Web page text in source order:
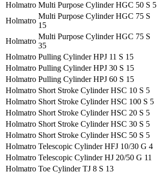
Holmatro Multi Purpose Cylinder HGC 50 S 5
Holmatro
Multi Purpose Cylinder HGC 75 S
15
Holmatro
Multi Purpose Cylinder HGC 75 S
35
Holmatro Pulling Cylinder HPJ 11 S 15
Holmatro Pulling Cylinder HPJ 30 S 15
Holmatro Pulling Cylinder HPJ 60 S 15
Holmatro Short Stroke Cylinder HSC 10 S 5
Holmatro Short Stroke Cylinder HSC 100 S 5
Holmatro Short Stroke Cylinder HSC 20 S 5
Holmatro Short Stroke Cylinder HSC 30 S 5
Holmatro Short Stroke Cylinder HSC 50 S 5
Holmatro Telescopic Cylinder HFJ 10/30 G 4
Holmatro Telescopic Cylinder HJ 20/50 G 11
Holmatro Toe Cylinder TJ 8 S 13